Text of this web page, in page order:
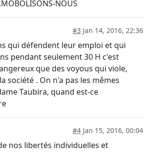
NOUS
#3 Jan 14, 2016, 22:36
qui défendent leur emploi et qui
pendant seulement 30 H c'est
que des voyous qui viole,
société . On n'a pas les mêmes
Taubira, quand est-ce
#4 Jan 15, 2016, 00:04
nos libertés individuelles et